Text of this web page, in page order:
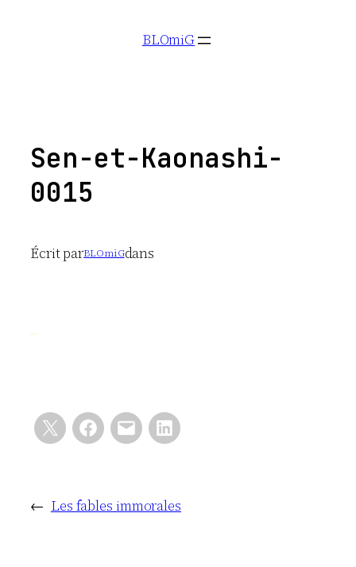
BLOmiG
Sen-et-Kaonashi-
0015
Écrit parBLOmiGdans
← Les fables immorales